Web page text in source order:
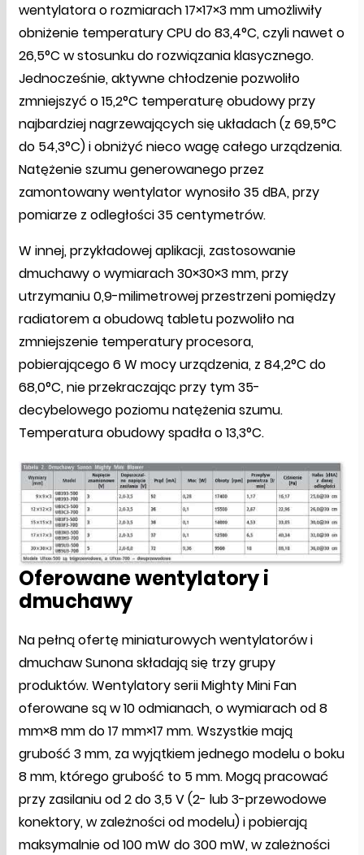
wentylatora o rozmiarach 17×17×3 mm umożliwiły
obniżenie temperatury CPU do 83,4°C, czyli nawet o
26,5°C w stosunku do rozwiązania klasycznego.
Jednocześnie, aktywne chłodzenie pozwoliło
zmniejszyć o 15,2°C temperaturę obudowy przy
najbardziej nagrzewających się układach (z 69,5°C
do 54,3°C) i obniżyć nieco wagę całego urządzenia.
Natężenie szumu generowanego przez
zamontowany wentylator wynosiło 35 dBA, przy
pomiarze z odległości 35 centymetrów.
W innej, przykładowej aplikacji, zastosowanie
dmuchawy o wymiarach 30×30×3 mm, przy
utrzymaniu 0,9-milimetrowej przestrzeni pomiędzy
radiatorem a obudową tabletu pozwoliło na
zmniejszenie temperatury procesora,
pobierającego 6 W mocy urządzenia, z 84,2°C do
68,0°C, nie przekraczając przy tym 35-
decybelowego poziomu natężenia szumu.
Temperatura obudowy spadła o 13,3°C.
Oferowane wentylatory i
dmuchawy
Na pełną ofertę miniaturowych wentylatorów i
dmuchaw Sunona składają się trzy grupy
produktów. Wentylatory serii Mighty Mini Fan
oferowane są w 10 odmianach, o wymiarach od 8
mm×8 mm do 17 mm×17 mm. Wszystkie mają
grubość 3 mm, za wyjątkiem jednego modelu o boku
8 mm, którego grubość to 5 mm. Mogą pracować
przy zasilaniu od 2 do 3,5 V (2- lub 3-przewodowe
konektory, w zależności od modelu) i pobierają
maksymalnie od 100 mW do 300 mW, w zależności